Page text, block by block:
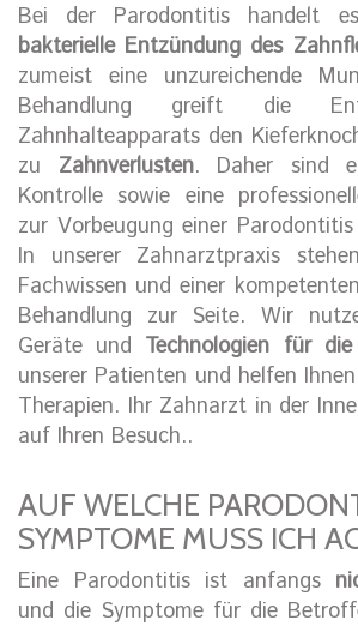
Bei der Parodontitis handelt
bakterielle Entzündung des
zumeist eine unzureichende
Behandlung greift die
Zahnhalteapparats den
zu Zahnverlusten. Daher sind
Kontrolle sowie eine
zur Vorbeugung einer
In unserer Zahnarztpraxis
Fachwissen und einer
Behandlung zur Seite. Wir
Geräte und Technologien für
unserer Patienten und helfen
Therapien. Ihr Zahnarzt in der
auf Ihren Besuch..
AUF WELCHE
SYMPTOME MUSS ICH
Eine Parodontitis ist anfangs
und die Symptome für die